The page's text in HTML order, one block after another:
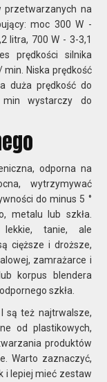
przetwarzanych na
moc 300 W -
litra, 700 W - 3-3,1
prędkości silnika
Niska prędkość
duża prędkość do
wystarczy do
odporna na
wytrzymywać
do minus 5 °
metalu lub szkła.
lekkie, tanie, ale
cięższe i droższe,
zamrażarce i
korpus blendera
szkła.
są też najtrwalsze,
od plastikowych,
produktów
Warto zaznaczyć,
i lepiej mieć zestaw